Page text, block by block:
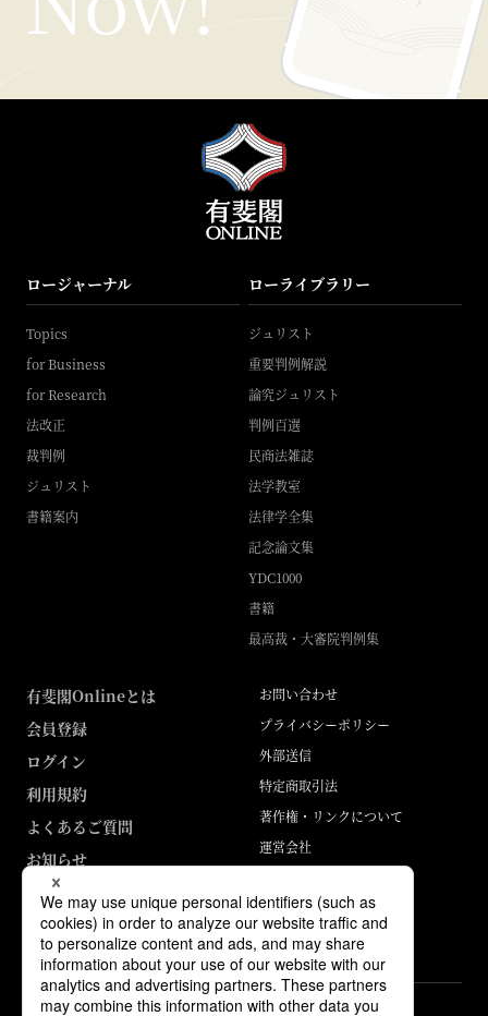
ロージャーナル
Topics
for Business
for Research
法改正
裁判例
ジュリスト
書籍案内
ローライブラリー
ジュリスト
重要判例解説
論究ジュリスト
判例百選
民商法雑誌
法学教室
法律学全集
記念論文集
YDC1000
書籍
最高裁・大審院判例集
有斐閣Onlineとは
会員登録
ログイン
利用規約
よくあるご質問
お知らせ
お問い合わせ
プライバシーポリシー
外部送信
特定商取引法
著作権・リンクについて
運営会社